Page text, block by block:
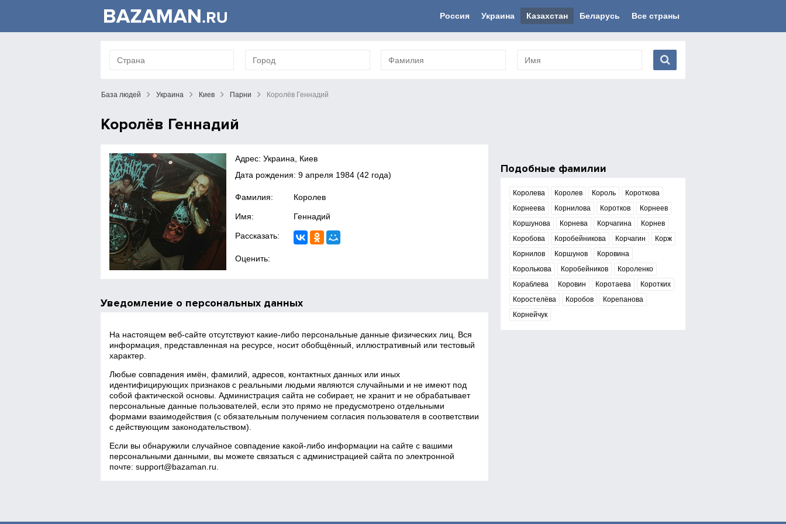
Россия Украина Казахстан Беларусь Все страны
База людей Украина Киев Парни Королёв Геннадий
Королёв Геннадий
Адрес: Украина, Киев
Дата рождения:9 апреля 1984 (42 года)
Фамилия: Королев
Имя: Геннадий
Рассказать:
Оценить:
Уведомление о персональных данных
На настоящем веб‑сайте отсутствуют какие‑либо персональные данные физических лиц. Вся
информация, представленная на ресурсе, носит обобщённый, иллюстративный или тестовый
характер.
Любые совпадения имён, фамилий, адресов, контактных данных или иных
идентифицирующих признаков с реальными людьми являются случайными и не имеют под
собой фактической основы. Администрация сайта не собирает, не хранит и не обрабатывает
персональные данные пользователей, если это прямо не предусмотрено отдельными
формами взаимодействия (с обязательным получением согласия пользователя в соответствии
с действующим законодательством).
Если вы обнаружили случайное совпадение какой‑либо информации на сайте с вашими
персональными данными, вы можете связаться с администрацией сайта по электронной
почте:support@bazaman.ru
Подобные фамилии
Королева Королев Король
Короткова
Корнеева
Корнилова Коротков
Корнеев
Коршунова
Корнева Корчагина
Корнев
Коробова
Коробейникова Корчагин
Корж
Корнилов
Коршунов
Коровина
Королькова
Коробейников
Короленко
Кораблева
Коровин Коротаева
Коротких
Коростелёва
Коробов
Корепанова
Корнейчук